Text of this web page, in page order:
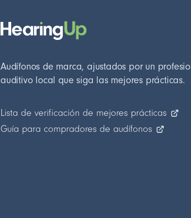
Audífonos de marca, ajustados por un
auditivo local que siga las mejores prácticas.
Lista de verificación de mejores prácticas
Guía para compradores de audífonos